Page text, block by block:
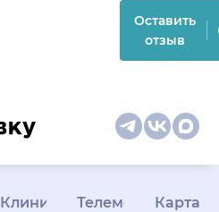
Оставить
отзыв
КлиникамТелемедицина
Карта